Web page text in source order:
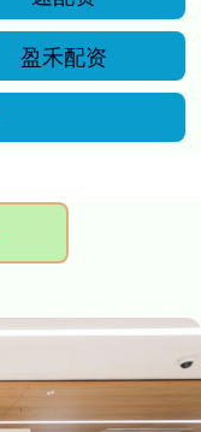
盈禾配资